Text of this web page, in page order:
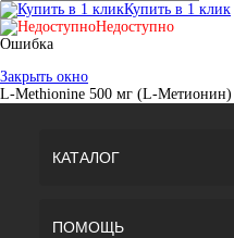
Купить в 1 клик
Недоступно
Ошибка
Закрыть окно
L-Methionine 500 мг (L-Метионин)
КАТАЛОГ
ПОМОЩЬ